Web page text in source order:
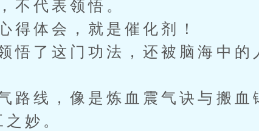
代表领悟。
体会，就是催化剂！
了这门功法，还被脑海中的
线，像是炼血震气诀与搬血
妙。